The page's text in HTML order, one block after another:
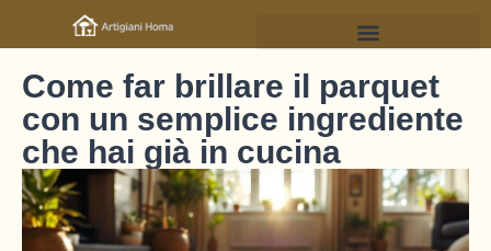
Come far brillare il parquet
con un semplice ingrediente
che hai già in cucina